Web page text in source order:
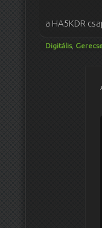
a HA5KDR
Digitális,